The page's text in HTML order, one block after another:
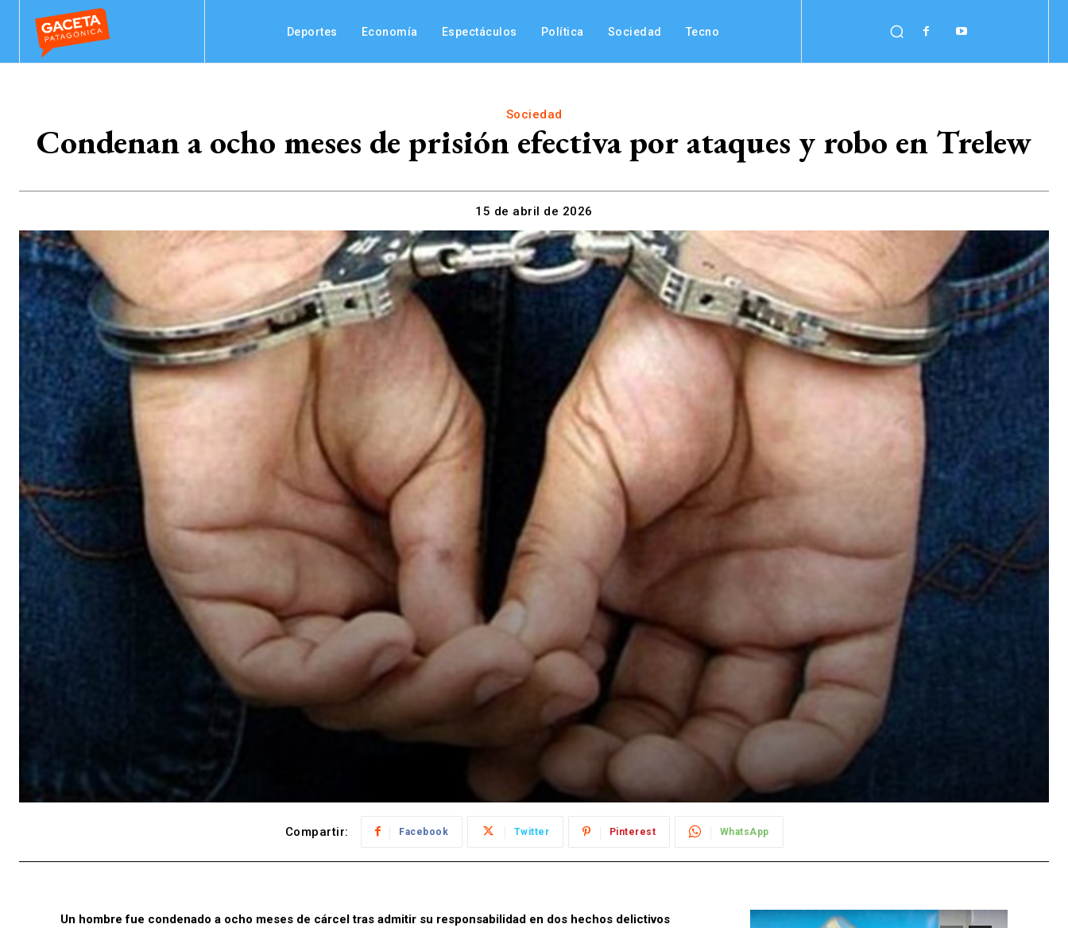
Deportes Economía Espectáculos Política Sociedad Tecno
Sociedad
Condenan a ocho meses de prisión efectiva por ataques y robo en Trelew
15 de abril de 2026
Compartir: Facebook Twitter Pinterest WhatsApp
Un hombre fue condenado a ocho meses de cárcel tras admitir su responsabilidad en dos hechos delictivos